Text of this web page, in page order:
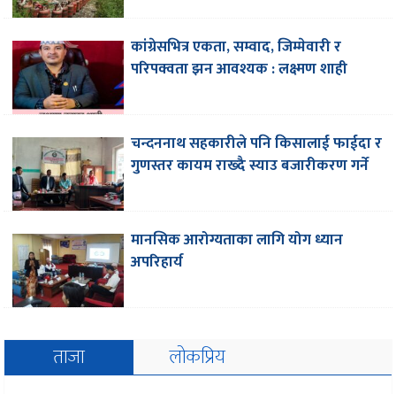
कांग्रेसभित्र एकता, सम्वाद, जिम्मेवारी र
परिपक्वता झन आवश्यक : लक्ष्मण शाही
चन्दननाथ सहकारीले पनि किसालाई फाईदा र
गुणस्तर कायम राख्दै स्याउ बजारीकरण गर्ने
मानसिक आरोग्यताका लागि योग ध्यान
अपरिहार्य
ताजा लोकप्रिय